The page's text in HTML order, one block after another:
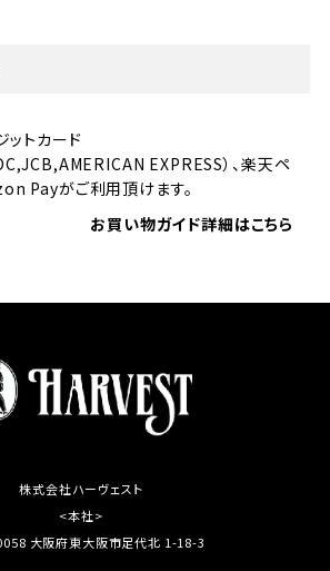
ットカード
EXPRESS）、楽天ペ
Payがご利用頂けます。
お買い物ガイド詳細はこちら
株式会社ハーヴェスト
<本社>
大阪府東大阪市足代北 1-18-3